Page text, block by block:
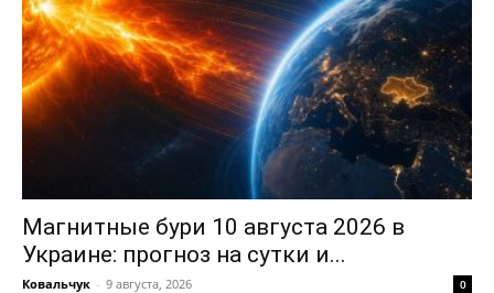
Магнитные бури 10 августа 2026 в
Украине: прогноз на сутки и...
Ковальчук - 9 августа, 2026 0